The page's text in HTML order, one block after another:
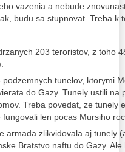
vazenia a nebude
budu sa stupnovat. Treba k
203 teroristov, z toho
tunelov, ktorymi
do Gazy. Tunely ustili na
Treba povedat, ze tunely
len pocas Mursiho
armada zlikvidovala aj tunely
Bratstvo naftu do Gazy.